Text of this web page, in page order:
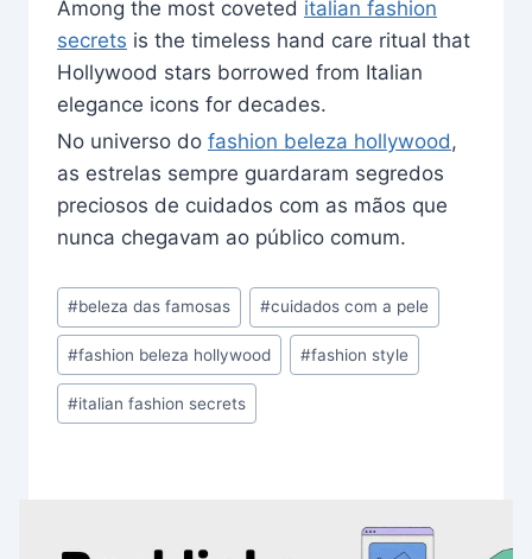
Among the most coveted italian fashion
secrets is the timeless hand care ritual that
Hollywood stars borrowed from Italian
elegance icons for decades.
No universo do fashion beleza hollywood ,
as estrelas sempre guardaram segredos
preciosos de cuidados com as mãos que
nunca chegavam ao público comum.
Post
Tags:
#beleza das famosas #cuidados com a pele
#fashion beleza hollywood #fashion style
#italian fashion secrets